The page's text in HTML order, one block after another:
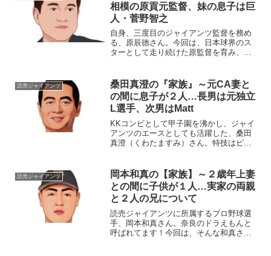
相模の原貢元監督、妹の息子は巨
人・菅野智之
自身、三度目のジャイアンツ監督を務め
る、原辰徳さん。今回は、日本球界のス
ターとして走り続けた原監督を育み、支
たつのり）生年月日：1958年〈昭和33
年〉7月22日身長体...
読売ジャイアンツ
桑田真澄の『家族』～元CA妻と
の間に息子が２人…長男は元独立
L選手、次男はMatt
KKコンビとして甲子園を沸かし、ジャイ
アンツのエースとしても活躍した、桑田
真澄（くわたますみ）さん。特技はピア
します。名 前：桑田真澄（くわた・
ますみ）生年月日：19...
読売ジャイアンツ
岡本和真の【家族】～２歳年上妻
との間に子供が１人…実家の両親
と２人の兄について
読売ジャイアンツに所属するプロ野球選
手、岡本和真さん。奈良のドラえもんと
呼ばれてます！今回は、そんな和真さん